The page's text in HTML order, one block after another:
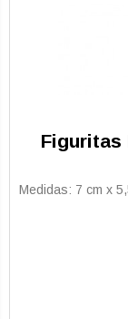
Figuritas
Medidas: 7 cm x